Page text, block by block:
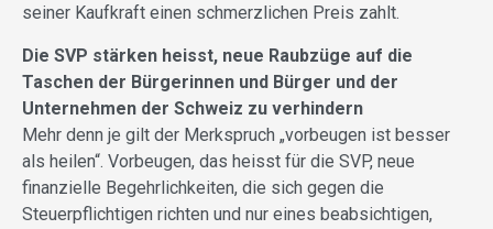
seiner Kaufkraft einen schmerzlichen Preis zahlt.
Die SVP stärken heisst, neue Raubzüge auf die
Taschen der Bürgerinnen und Bürger und der
Unternehmen der Schweiz zu verhindern
Mehr denn je gilt der Merkspruch „vorbeugen ist besser
als heilen“. Vorbeugen, das heisst für die SVP, neue
finanzielle Begehrlichkeiten, die sich gegen die
Steuerpflichtigen richten und nur eines beabsichtigen,